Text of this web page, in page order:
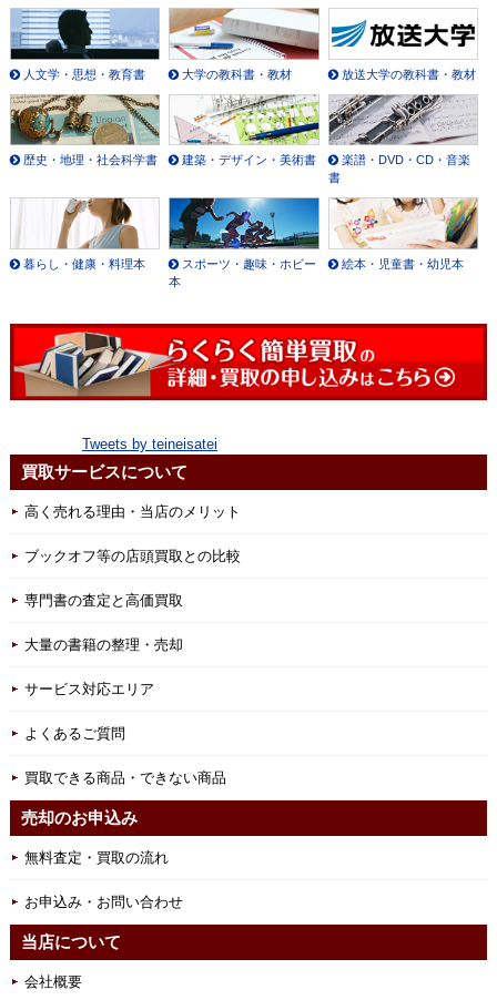
人文学・思想・教育書 大学の教科書・教材 放送大学の教科書・教材
歴史・地理・社会科学書 建築・デザイン・美術書
楽譜・DVD・CD・音楽
書
暮らし・健康・料理本
スポーツ・趣味・ホビー
本
絵本・児童書・幼児本
Tweets by teineisatei
買取サービスについて
高く売れる理由・当店のメリット
ブックオフ等の店頭買取との比較
専門書の査定と高価買取
大量の書籍の整理・売却
サービス対応エリア
よくあるご質問
買取できる商品・できない商品
売却のお申込み
無料査定・買取の流れ
お申込み・お問い合わせ
当店について
会社概要